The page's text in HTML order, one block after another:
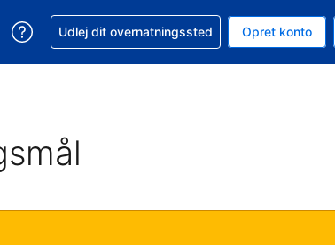
nuværende valuta er Danske kroner
sprog. Dit nuværende sprog er Dansk
Få hjælp til en booking
Udlej dit overnatningssted Opret konto